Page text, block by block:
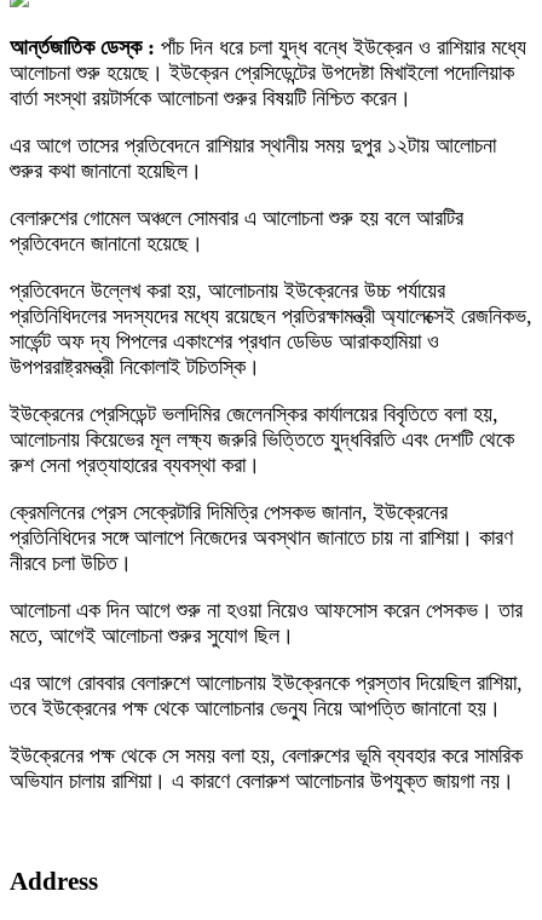
আর্ন্তজাতিক ডেস্ক : পাঁচ দিন ধরে চলা যুদ্ধ বন্ধে ইউক্রেন ও রাশিয়ার মধ্যে
আলোচনা শুরু হয়েছে। ইউক্রেন প্রেসিডেন্টের উপদেষ্টা মিখাইলো পদোলিয়াক
বার্তা সংস্থা রয়টার্সকে আলোচনা শুরুর বিষয়টি নিশ্চিত করেন।
এর আগে তাসের প্রতিবেদনে রাশিয়ার স্থানীয় সময় দুপুর ১২টায় আলোচনা
শুরুর কথা জানানো হয়েছিল।
বেলারুশের গোমেল অঞ্চলে সোমবার এ আলোচনা শুরু হয় বলে আরটির
প্রতিবেদনে জানানো হয়েছে।
প্রতিবেদনে উল্লেখ করা হয়, আলোচনায় ইউক্রেনের উচ্চ পর্যায়ের
প্রতিনিধিদলের সদস্যদের মধ্যে রয়েছেন প্রতিরক্ষামন্ত্রী অ্যালেক্সেই রেজনিকভ,
সার্ভেন্ট অফ দ্য পিপলের একাংশের প্রধান ডেভিড আরাকহামিয়া ও
উপপররাষ্ট্রমন্ত্রী নিকোলাই টচিতস্কি।
ইউক্রেনের প্রেসিডেন্ট ভলদিমির জেলেনস্কির কার্যালয়ের বিবৃতিতে বলা হয়,
আলোচনায় কিয়েভের মূল লক্ষ্য জরুরি ভিত্তিতে যুদ্ধবিরতি এবং দেশটি থেকে
রুশ সেনা প্রত্যাহারের ব্যবস্থা করা।
ক্রেমলিনের প্রেস সেক্রেটারি দিমিত্রি পেসকভ জানান, ইউক্রেনের
প্রতিনিধিদের সঙ্গে আলাপে নিজেদের অবস্থান জানাতে চায় না রাশিয়া। কারণ
নীরবে চলা উচিত।
আলোচনা এক দিন আগে শুরু না হওয়া নিয়েও আফসোস করেন পেসকভ। তার
মতে, আগেই আলোচনা শুরুর সুযোগ ছিল।
এর আগে রোববার বেলারুশে আলোচনায় ইউক্রেনকে প্রস্তাব দিয়েছিল রাশিয়া,
তবে ইউক্রেনের পক্ষ থেকে আলোচনার ভেন্যু নিয়ে আপত্তি জানানো হয়।
ইউক্রেনের পক্ষ থেকে সে সময় বলা হয়, বেলারুশের ভূমি ব্যবহার করে সামরিক
অভিযান চালায় রাশিয়া। এ কারণে বেলারুশ আলোচনার উপযুক্ত জায়গা নয়।
Address